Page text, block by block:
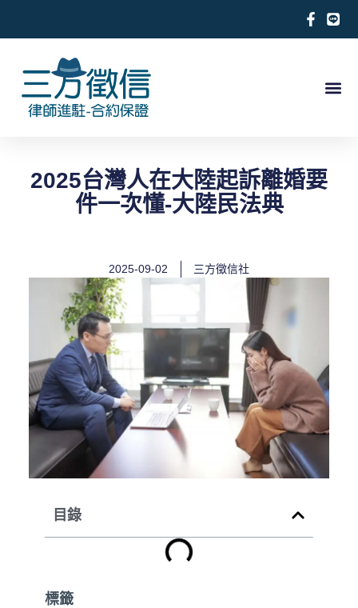
至
2025台灣人在大陸起訴離婚要
件一次懂-大陸民法典
2025-09-02 三方徵信社
目錄
標籤